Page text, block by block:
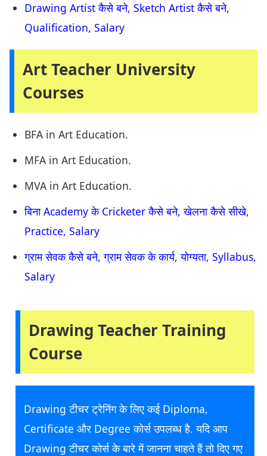
Drawing Artist कैसे बने, Sketch Artist कैसे बने,
Qualification, Salary
Art Teacher University
Courses
BFA in Art Education.
MFA in Art Education.
MVA in Art Education.
बिना Academy के Cricketer कैसे बने, खेलना कैसे सीखे,
Practice, Salary
ग्राम सेवक कैसे बने, ग्राम सेवक के कार्य, योग्यता, Syllabus,
Salary
Drawing Teacher Training
Course
Drawing टीचर ट्रेनिंग के लिए कई Diploma,
Certificate और Degree कोर्स उपलब्ध है. यदि आप
Drawing टीचर कोर्स के बारे में जानना चाहते हैं तो दिए गए